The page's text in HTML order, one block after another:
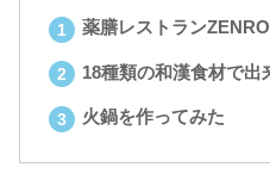
薬膳レストラン
18種類の和漢食材で出
火鍋を作ってみた